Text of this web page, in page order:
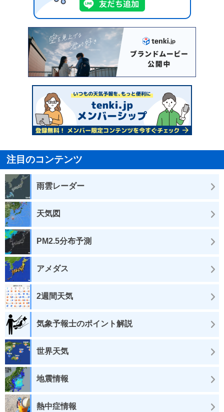
注目のコンテンツ
雨雲レーダー
天気図
PM2.5分布予測
アメダス
2週間天気
気象予報士のポイント解説
世界天気
地震情報
熱中症情報